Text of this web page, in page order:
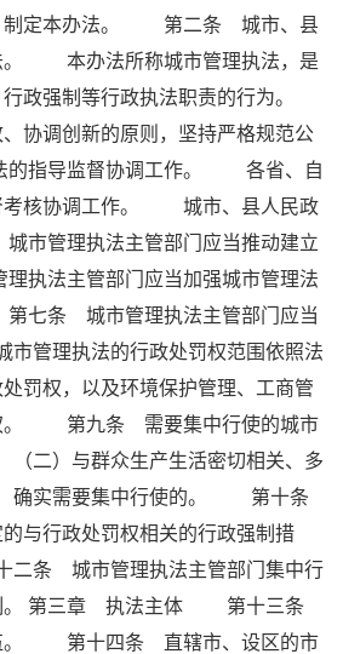
，制定本办法。 第二条 城市、县
。 本办法所称城市管理执法，是
政强制等行政执法职责的行为。
调创新的原则，坚持严格规范公
的指导监督协调工作。 各省、自
督考核协调工作。 城市、县人民政
市管理执法主管部门应当推动建立
执法主管部门应当加强城市管理法
七条 城市管理执法主管部门应当
管理执法的行政处罚权范围依照法
罚权，以及环境保护管理、工商管
权。 第九条 需要集中行使的城市
）与群众生产生活密切相关、多
确实需要集中行使的。 第十条
与行政处罚权相关的行政强制措
条 城市管理执法主管部门集中行
制。 第三章 执法主体 第十三条
伍。 第十四条 直辖市、设区的市